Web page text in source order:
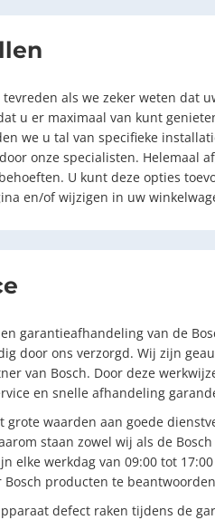
tevreden als we zeker weten dat
u er maximaal van kunt
we u tal van specifieke
onze specialisten. Helemaal
U kunt deze opties
en/of wijzigen in uw
garantieafhandeling van de
door ons verzorgd. Wij zijn
van Bosch. Door deze
en snelle afhandeling
grote waarden aan goede
staan zowel wij als de Bosch
elke werkdag van 09:00 tot
Bosch producten te
defect raken tijdens de